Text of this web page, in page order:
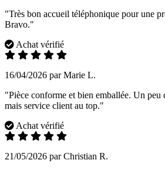
"Très bon accueil téléphonique pour une
Bravo."
Achat vérifié
16/04/2026 par Marie L.
"Pièce conforme et bien emballée. Un peu
mais service client au top."
Achat vérifié
21/05/2026 par Christian R.